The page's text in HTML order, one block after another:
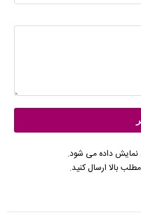
نمایش داده می شود.
بالا ارسال کنید.